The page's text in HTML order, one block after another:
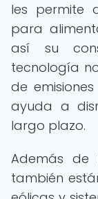
les permite
para
así su
tecnología
de
ayuda a
largo plazo.
Además de
también